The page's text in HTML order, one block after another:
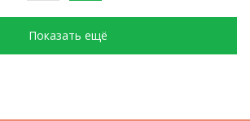
Показать ещё